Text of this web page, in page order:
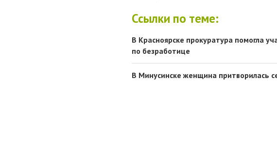
Ссылки по теме:
В Красноярске прокуратура помогла
по безработице
В Минусинске женщина притворилась